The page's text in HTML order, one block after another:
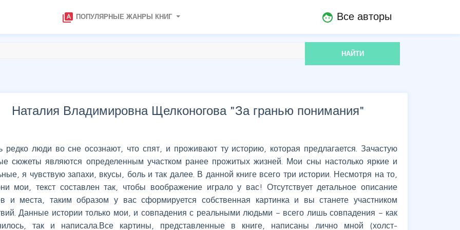
type_specimen ПОПУЛЯРНЫЕ ЖАНРЫ КНИГ face Все авторы
НАЙТИ
Наталия Владимировна Щелконогова "За гранью понимания"
редко люди во сне осознают, что спят, и проживают ту историю, которая предлагается. Зачастую
сюжеты являются определенным участком ранее прожитых жизней. Мои сны настолько яркие и
я чувствую запахи, вкусы, боль и так далее. В данной книге всего три истории. Несмотря на то,
мои, текст составлен так, чтобы воображение играло у вас! Отсутствует детальное описание
и места, таким образом у вас сформируется собственная картинка и вы станете участником
Данные истории только мои, и совпадения с реальными людьми – всего лишь совпадения – как
так и написала.Все картины, представленные в книге, написаны лично мной (холст-